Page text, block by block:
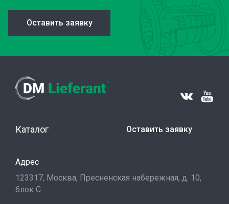
Оставить заявку
Каталог Оставить заявку
Адрес
123317, Москва, Пресненская набережная, д. 10,
блок С